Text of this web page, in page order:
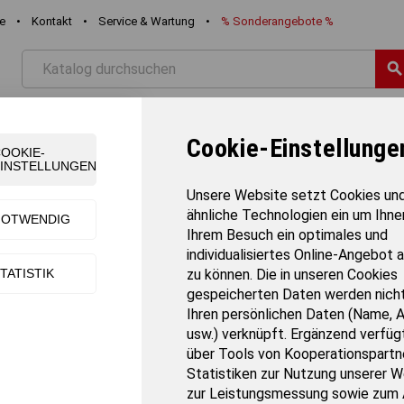
Cookie-
Unsere Website setzt Cookies
ähnliche Technologien ein um
Ihrem Besuch ein optimales und
individualisiertes Online-Angebot
zu können. Die in unseren Cookies
gespeicherten Daten werden
Ihren persönlichen Daten (Name,
usw.) verknüpft. Ergänzend
über Tools von
Statistiken zur Nutzung unserer
zur Leistungsmessung sowie zum
• Kontakt • Service & Wartung • % Sonderangebote %
search
Massivholz-Unterbau
Olympia-Pauschenpferd mit
Frachtversand
80-84 Tage
Nach DIN 7902. Unterbau aus besten Harthölzern. Verzinkte Einschübe,